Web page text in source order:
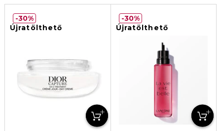
Újratölthető
30%
Újratölthető
30%